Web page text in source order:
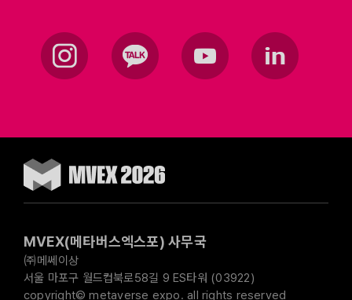
MVEX(메타버스엑스포) 사무국
㈜메쎄이상
서울 마포구 월드컵북로58길 9 ES타워 (03922)
copyright© metaverse expo. all rights reserved